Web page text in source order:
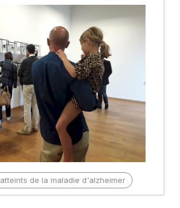
atteints de la maladie d'alzheimer